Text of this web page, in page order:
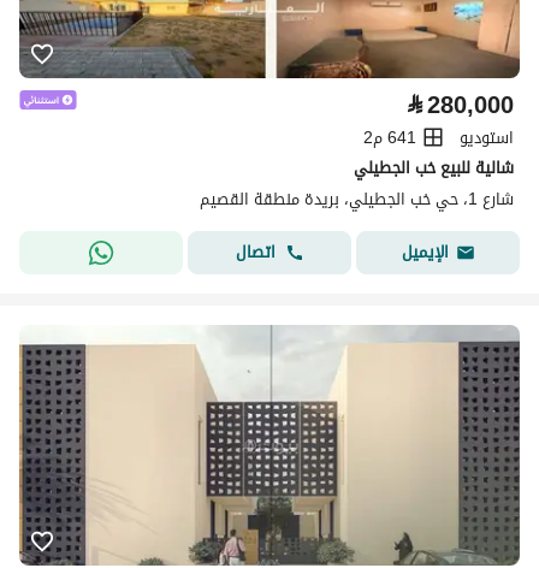
⃁280,000
استوديو
641 م2
شالية للبيع خب الجطيلي
شارع 1، حي خب الجطيلي، بريدة منطقة القصيم
الإيميل
اتصال